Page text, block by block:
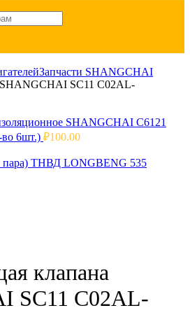
Запчасти SHANGCHAI
SC11 C02AL-
SHANGCHAI C6121
во 6шт.) ₽100.00
пара) ТНВД LONGBENG 535
клапана
SC11 C02AL-